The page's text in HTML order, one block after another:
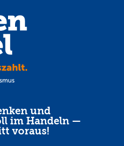
und
im Handeln —
voraus!